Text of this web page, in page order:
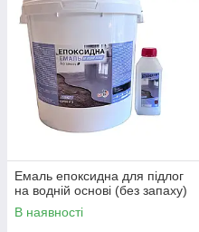
Емаль епоксидна для підлог
на водній основі (без запаху)
В наявності